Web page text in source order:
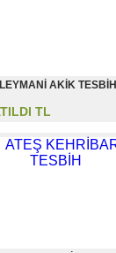
AKİK TESBİH
TL